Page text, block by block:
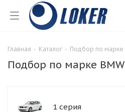
Главная - Каталог - Подбор по марке
Подбор по марке BMW
1 серия